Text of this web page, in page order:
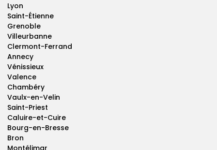
Lyon
Saint-Étienne
Grenoble
Villeurbanne
Clermont-Ferrand
Annecy
Vénissieux
Valence
Chambéry
Vaulx-en-Velin
Saint-Priest
Caluire-et-Cuire
Bourg-en-Bresse
Bron
Montélimar